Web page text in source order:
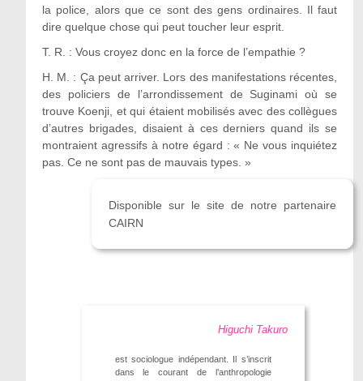
la police, alors que ce sont des gens ordinaires. Il faut
dire quelque chose qui peut toucher leur esprit.
T. R. : Vous croyez donc en la force de l’empathie ?
H. M. : Ça peut arriver. Lors des manifestations récentes,
des policiers de l’arrondissement de Suginami où se
trouve Koenji, et qui étaient mobilisés avec des collègues
d’autres brigades, disaient à ces derniers quand ils se
montraient agressifs à notre égard : « Ne vous inquiétez
pas. Ce ne sont pas de mauvais types. »
Disponible sur le site de notre partenaire
CAIRN
Higuchi Takuro
est sociologue indépendant. Il s’inscrit
dans le courant de l’anthropologie